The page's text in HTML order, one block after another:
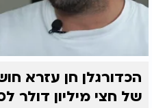
הכדורגלן חן עזרא
של חצי מיליון דולר